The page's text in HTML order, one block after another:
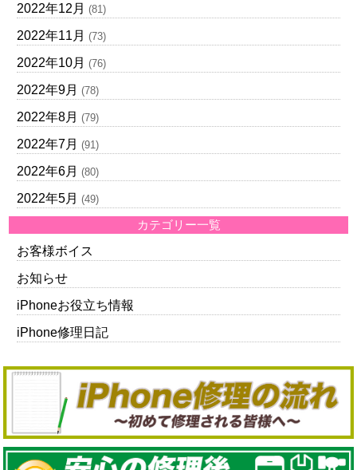
2022年12月 (81)
2022年11月 (73)
2022年10月 (76)
2022年9月 (78)
2022年8月 (79)
2022年7月 (91)
2022年6月 (80)
2022年5月 (49)
カテゴリー一覧
お客様ボイス
お知らせ
iPhoneお役立ち情報
iPhone修理日記